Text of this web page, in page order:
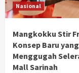
Nasional
Mangkokku Stir
Konsep Baru yang
Menggugah
Mall Sarinah